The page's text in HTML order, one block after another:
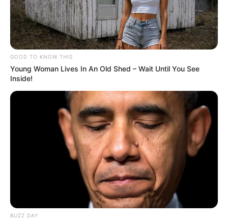
GOOD TO KNOW THIS
Young Woman Lives In An Old Shed – Wait Until You See
Inside!
BUZZ DAY